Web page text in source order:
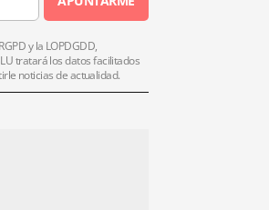
y la LOPDGDD,
tratará los datos facilitados
noticias de actualidad.